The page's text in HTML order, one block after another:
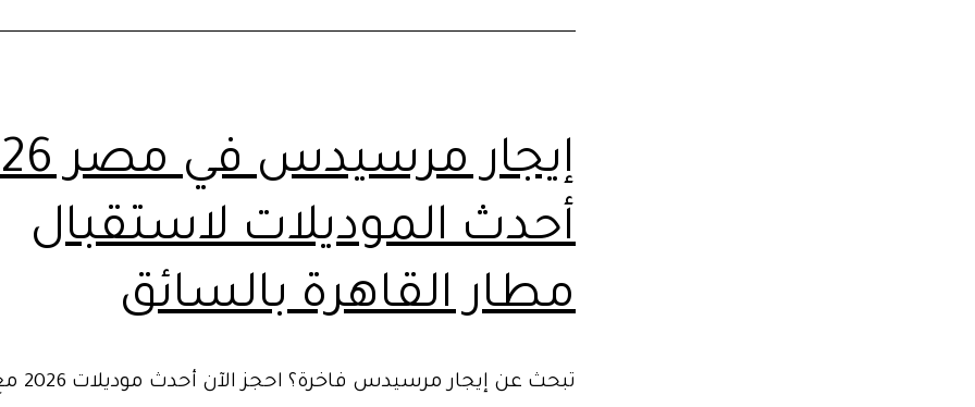
أحدث الموديلات لاستقبال
مطار القاهرة بالسائق
تبحث عن